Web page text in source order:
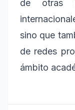
de otras
sino que
de redes
ámbito